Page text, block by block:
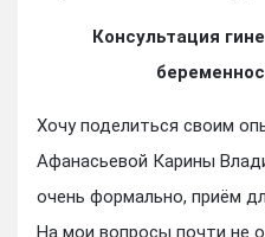
Консультация
Хочу поделиться своим
Афанасьевой Карины
очень формально, приём
На мои вопросы почти не